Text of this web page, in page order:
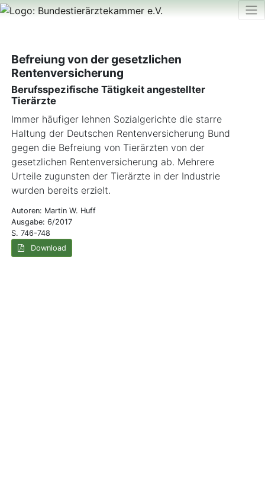
Befreiung von der gesetzlichen
Rentenversicherung
Berufsspezifische Tätigkeit angestellter
Tierärzte
Immer häufiger lehnen Sozialgerichte die starre
Haltung der Deutschen Rentenversicherung Bund
gegen die Befreiung von Tierärzten von der
gesetzlichen Rentenversicherung ab. Mehrere
Urteile zugunsten der Tierärzte in der Industrie
wurden bereits erzielt.
Autoren: Martin W. Huff
Ausgabe: 6/2017
S. 746-748
Download